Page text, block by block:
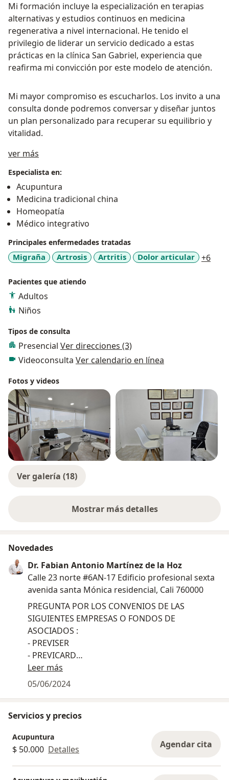
Mi formación incluye la especialización en terapias
alternativas y estudios continuos en medicina
regenerativa a nivel internacional. He tenido el
privilegio de liderar un servicio dedicado a estas
prácticas en la clínica San Gabriel, experiencia que
reafirma mi convicción por este modelo de atención.
Mi mayor compromiso es escucharlos. Los invito a una
consulta donde podremos conversar y diseñar juntos
un plan personalizado para recuperar su equilibrio y
vitalidad.
ver más
Especialista en:
Acupuntura
Medicina tradicional china
Homeopatía
Médico integrativo
Principales enfermedades tratadas
Migraña Artrosis Artritis Dolor articular +6
Pacientes que atiendo
Adultos
Niños
Tipos de consulta
Presencial Ver direcciones (3)
Videoconsulta Ver calendario en línea
Fotos y videos
Ver galería (18)
Mostrar más detalles
sobre la experiencia
Novedades
Dr. Fabian Antonio Martínez de la Hoz
Calle 23 norte #6AN-17 Edificio profesional sexta
avenida santa Mónica residencial, Cali 760000
PREGUNTA POR LOS CONVENIOS DE LAS
SIGUIENTES EMPRESAS O FONDOS DE
ASOCIADOS :
- PREVISER
- PREVICARD
- FONSALUD
- COSERSSA
Leer más
05/06/2024
Servicios y precios
Acupuntura
$ 50.000 Detalles Agendar cita